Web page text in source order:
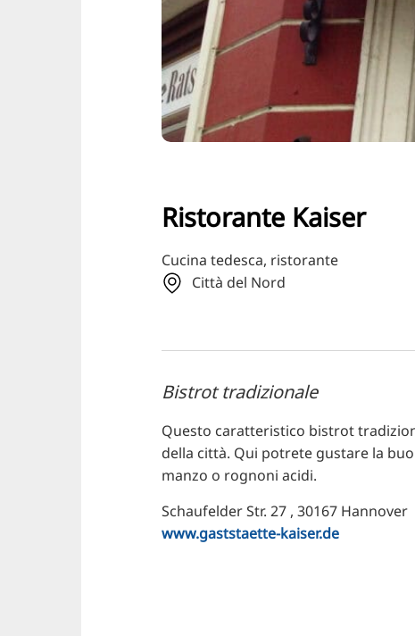
Ristorante Kaiser
Cucina tedesca, ristorante
Città del Nord
Bistrot tradizionale
Questo caratteristico bistrot
della città. Qui potrete gustare la
manzo o rognoni acidi.
Schaufelder Str. 27 , 30167 Hannover
www.gaststaette-kaiser.de